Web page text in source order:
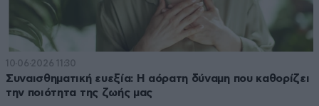
10·06·2026 11:30
Συναισθηματική ευεξία: Η αόρατη δύναμη που καθορίζει
την ποιότητα της ζωής μας